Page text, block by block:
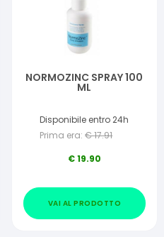
NORMOZINC SPRAY 100
ML
Disponibile entro 24h
Prima era: €17.91
€19.90
VAI AL PRODOTTO